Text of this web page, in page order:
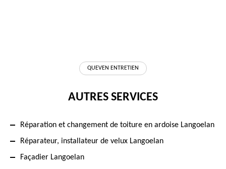
QUEVEN ENTRETIEN
AUTRES SERVICES
Réparation et changement de toiture en ardoise Langoelan
Réparateur, installateur de velux Langoelan
Façadier Langoelan